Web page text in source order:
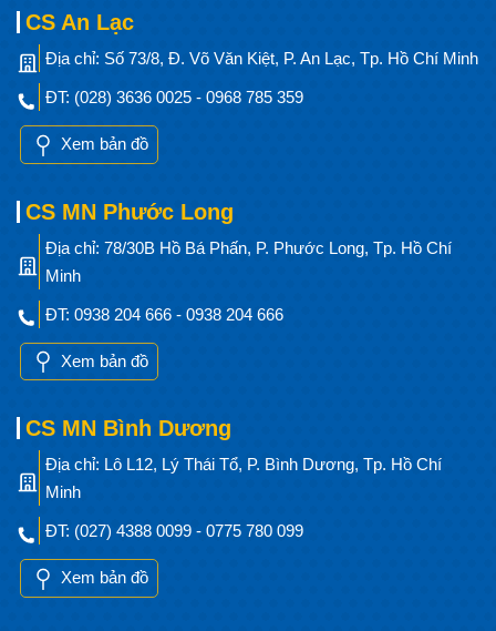
CS An Lạc
Địa chỉ: Số 73/8, Đ. Võ Văn Kiệt, P. An Lạc, Tp. Hồ Chí Minh
ĐT: (028) 3636 0025 - 0968 785 359
Xem bản đồ
CS MN Phước Long
Địa chỉ: 78/30B Hồ Bá Phấn, P. Phước Long, Tp. Hồ Chí
Minh
ĐT: 0938 204 666 - 0938 204 666
Xem bản đồ
CS MN Bình Dương
Địa chỉ: Lô L12, Lý Thái Tổ, P. Bình Dương, Tp. Hồ Chí
Minh
ĐT: (027) 4388 0099 - 0775 780 099
Xem bản đồ